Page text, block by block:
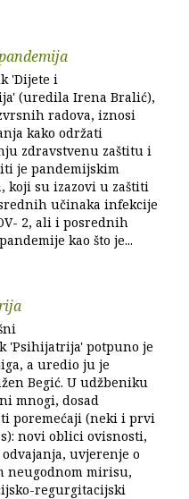
'Dijete i
(uredila Irena Bralić),
radova, iznosi
kako održati
zdravstvenu zaštitu i
je pandemijskim
koji su izazovi u zaštiti
učinaka infekcije
2, ali i posrednih
kao što je...
'Psihijatrija' potpuno je
a uredio ju je
Begić. U udžbeniku
mnogi, dosad
poremećaji (neki i prvi
novi oblici ovisnosti,
uvjerenje o
neugodnom mirisu,
regurgitacijski